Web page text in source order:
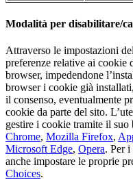
Modalità per disabilitare/
Attraverso le impostazioni
preferenze relative ai cookie
browser, impedendone
browser i cookie già
il consenso, eventualmente
cookie da parte del sito.
gestire i cookie tramite il
Chrome, Mozilla Firefox,
Microsoft Edge, Opera. Per
anche impostare le proprie
Choices.